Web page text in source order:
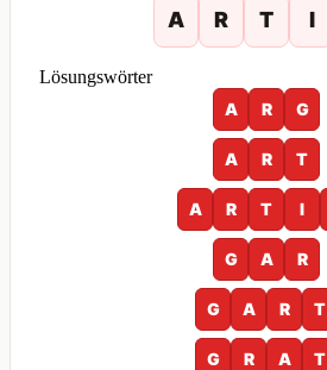
A R T I
Lösungswörter
A
R G
A R T
A R T I
G A R
G A R T
G R A T